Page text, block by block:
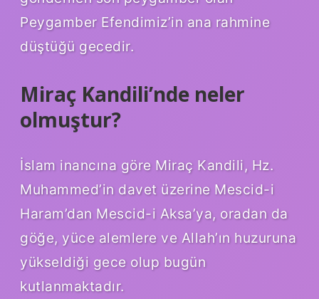
Peygamber Efendimiz’in ana rahmine
düştüğü gecedir.
Miraç Kandili’nde neler
olmuştur?
İslam inancına göre Miraç Kandili, Hz.
Muhammed’in davet üzerine Mescid-i
Haram’dan Mescid-i Aksa’ya, oradan da
göğe, yüce alemlere ve Allah’ın huzuruna
yükseldiği gece olup bugün
kutlanmaktadır.